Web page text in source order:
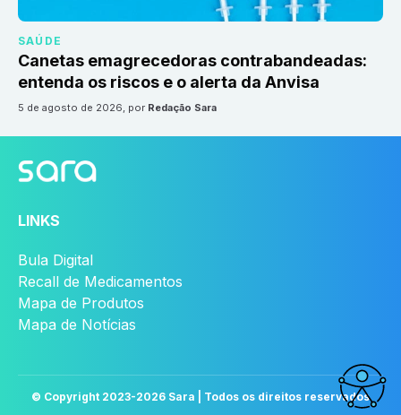
SAÚDE
Canetas emagrecedoras contrabandeadas:
entenda os riscos e o alerta da Anvisa
5 de agosto de 2026, por Redação Sara
LINKS
Bula Digital
Recall de Medicamentos
Mapa de Produtos
Mapa de Notícias
© Copyright 2023-2026 Sara | Todos os direitos reservados